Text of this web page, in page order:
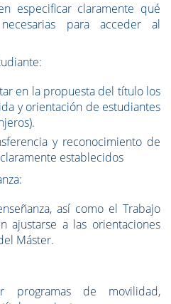
especificar claramente qué
para acceder al
en la propuesta del título los
y orientación de estudiantes
y reconocimiento de
establecidos
así como el Trabajo
ajustarse a las orientaciones
Máster.
programas de movilidad,